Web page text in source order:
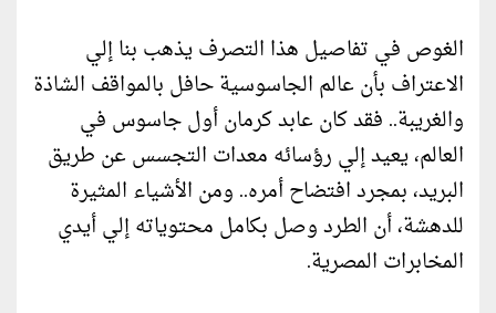
الغوص في تفاصيل هذا التصرف يذهب بنا إلي
الاعتراف بأن عالم الجاسوسية حافل بالمواقف الشاذة
والغريبة.. فقد كان عابد كرمان أول جاسوس في
العالم، يعيد إلي رؤسائه معدات التجسس عن طريق
البريد، بمجرد افتضاح أمره.. ومن الأشياء المثيرة
للدهشة، أن الطرد وصل بكامل محتوياته إلي أيدي
المخابرات المصرية.